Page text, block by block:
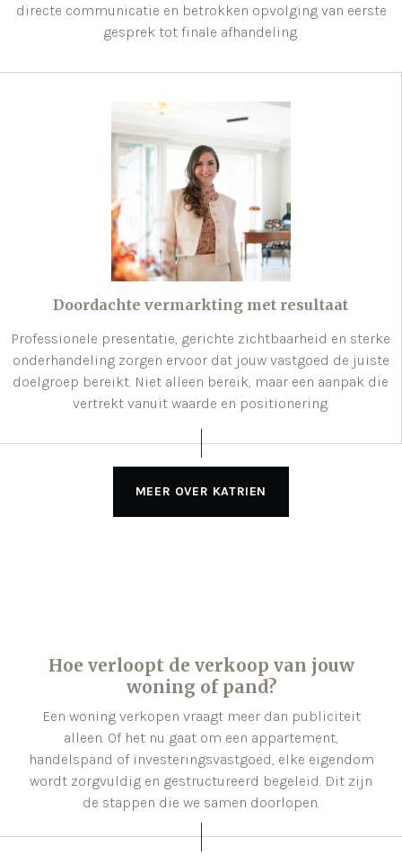
directe communicatie en betrokken opvolging van eerste
gesprek tot finale afhandeling.
Doordachte vermarkting met resultaat
Professionele presentatie, gerichte zichtbaarheid en sterke
onderhandeling zorgen ervoor dat jouw vastgoed de juiste
doelgroep bereikt. Niet alleen bereik, maar een aanpak die
vertrekt vanuit waarde en positionering.
MEER OVER KATRIEN
Hoe verloopt de verkoop van jouw
woning of pand?
Een woning verkopen vraagt meer dan publiciteit
alleen. Of het nu gaat om een appartement,
handelspand of investeringsvastgoed, elke eigendom
wordt zorgvuldig en gestructureerd begeleid. Dit zijn
de stappen die we samen doorlopen.